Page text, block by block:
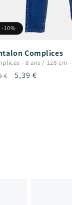
-10%
Complices
- 8 ans / 128 cm -
€
Prix
5,39 €